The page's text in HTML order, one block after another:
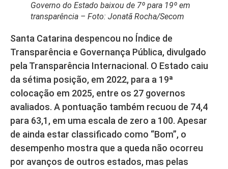
Governo do Estado baixou de 7º para 19º em
transparência – Foto: Jonatã Rocha/Secom
Santa Catarina despencou no Índice de
Transparência e Governança Pública, divulgado
pela Transparência Internacional. O Estado caiu
da sétima posição, em 2022, para a 19ª
colocação em 2025, entre os 27 governos
avaliados. A pontuação também recuou de 74,4
para 63,1, em uma escala de zero a 100. Apesar
de ainda estar classificado como “Bom”, o
desempenho mostra que a queda não ocorreu
por avanços de outros estados, mas pelas